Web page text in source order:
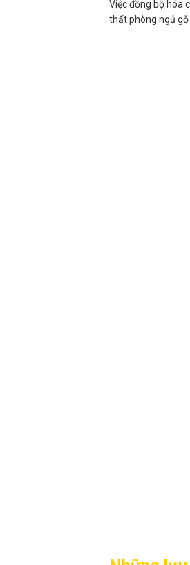
Việc đồng bộ hóa
thất phòng ngủ